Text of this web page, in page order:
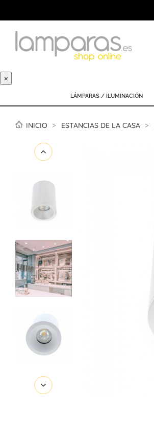
×
LÁMPARAS / ILUMINACIÓN
INICIO ESTANCIAS DE LA CASA